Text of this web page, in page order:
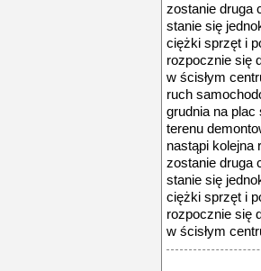
zostanie druga
stanie się
ciężki sprzęt i
rozpocznie się
w ścisłym
ruch
grudnia na plac
terenu
nastąpi kolejna
zostanie druga
stanie się
ciężki sprzęt i
rozpocznie się
w ścisłym